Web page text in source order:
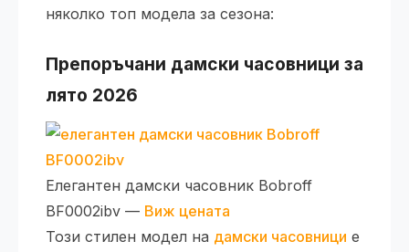
няколко топ модела за сезона:
Препоръчани дамски часовници за
лято 2026
Елегантен дамски часовник Bobroff
BF0002ibv — Виж цената
Този стилен модел на дамски часовници е